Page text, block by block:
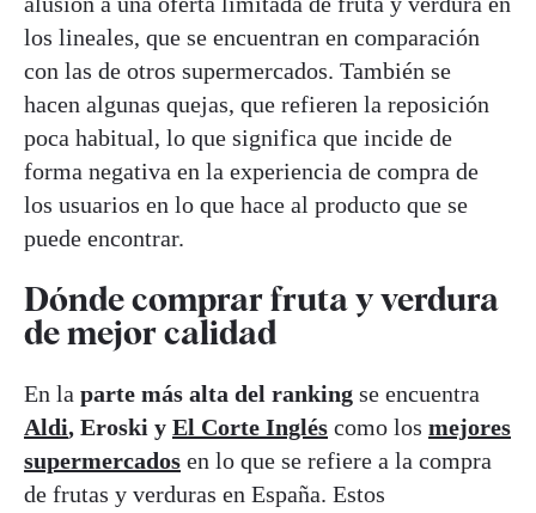
los lineales, que se encuentran en comparación
con las de otros supermercados. También se
hacen algunas quejas, que refieren la reposición
poca habitual, lo que significa que incide de
forma negativa en la experiencia de compra de
los usuarios en lo que hace al producto que se
puede encontrar.
Dónde comprar fruta y verdura
de mejor calidad
En la parte más alta del ranking se encuentra
Aldi, Eroski y El Corte Inglés como los mejores
supermercados en lo que se refiere a la compra
de frutas y verduras en España. Estos